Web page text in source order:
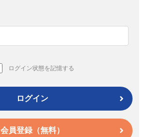
ログイン状態を記憶する
ログイン
会員登録（無料）